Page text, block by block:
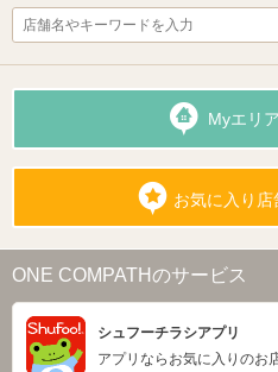
Myエリ
お気に入り
ONE COMPATHのサービス
シュフーチラシアプリ
アプリならお気に入りのお